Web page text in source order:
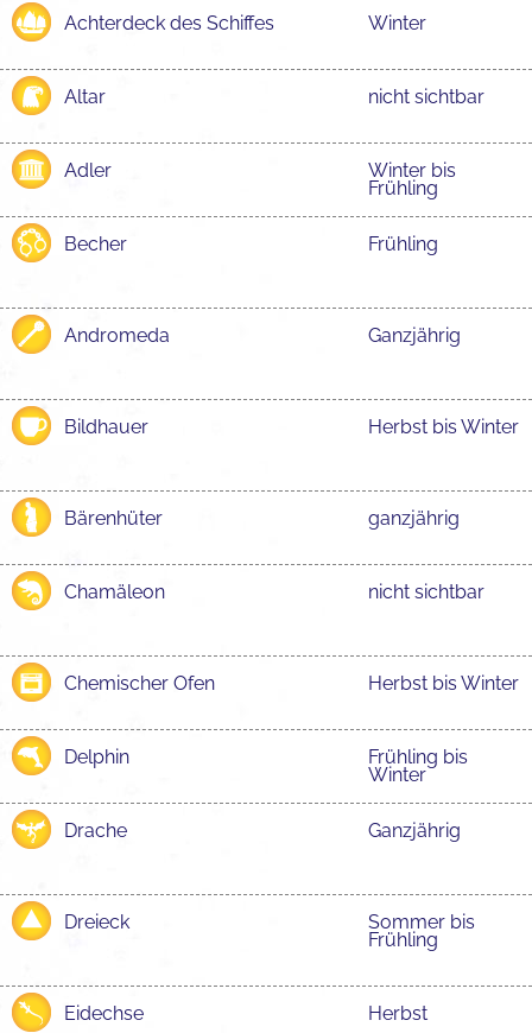
Achterdeck des Schiffes Winter
Altar nicht sichtbar
Adler Winter bis
Frühling
Becher Frühling
Andromeda Ganzjährig
Bildhauer Herbst bis Winter
Bärenhüter ganzjährig
Chamäleon nicht sichtbar
Chemischer Ofen Herbst bis Winter
Delphin Frühling bis
Winter
Drache Ganzjährig
Dreieck Sommer bis
Frühling
Eidechse Herbst